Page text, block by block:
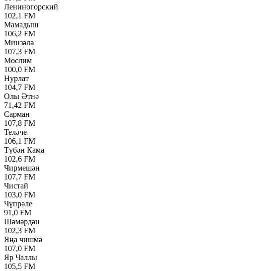
Лениногорский
102,1 FM
Мамадыш
106,2 FM
Минзәлә
107,3 FM
Мөслим
100,0 FM
Нурлат
104,7 FM
Олы Әтнә
71,42 FM
Сарман
107,8 FM
Теләче
106,1 FM
Түбән Кама
102,6 FM
Чирмешән
107,7 FM
Чистай
103,0 FM
Чүпрәле
91,0 FM
Шәмәрдән
102,3 FM
Яңа чишмә
107,0 FM
Яр Чаллы
105,5 FM